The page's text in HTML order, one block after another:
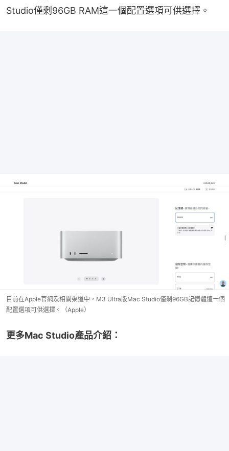
Studio僅剩96GB RAM這一個配置選項可供選擇。
目前在Apple官網及相關渠道中，M3 Ultra版Mac Studio僅剩96GB記憶體這一個
配置選項可供選擇。（Apple）
更多Mac Studio產品介紹：